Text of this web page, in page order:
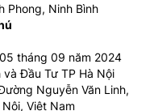
và lắp đặt ở nhiều
32 inch có giá từ
Phong, Ninh Bình
tháng 09 năm 2024
và Đầu Tư TP Hà Nội
Nguyễn Văn Linh,
Việt Nam